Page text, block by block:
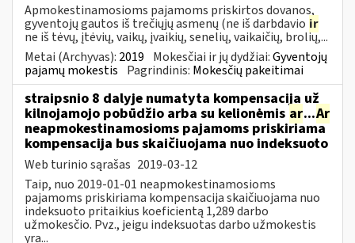
Apmokestinamosioms pajamoms priskirtos dovanos,
gyventojų gautos iš trečiųjų asmenų (ne iš darbdavio ir
ne iš tėvų, įtėvių, vaikų, įvaikių, senelių, vaikaičių, brolių,...
Metai (Archyvas): 2019 Mokesčiai ir jų dydžiai:Gyventojų
pajamų mokestis Pagrindinis: Mokesčių pakeitimai
straipsnio 8 dalyje numatyta kompensacija už
kilnojamojo pobūdžio arba su kelionėmis ar...Ar
neapmokestinamosioms pajamoms priskiriama
kompensacija bus skaičiuojama nuo indeksuoto
Web turinio sąrašas 2019-03-12
Taip, nuo 2019-01-01 neapmokestinamosioms
pajamoms priskiriama kompensacija skaičiuojama nuo
indeksuoto pritaikius koeficientą 1,289 darbo
užmokesčio. Pvz., jeigu indeksuotas darbo užmokestis
yra...